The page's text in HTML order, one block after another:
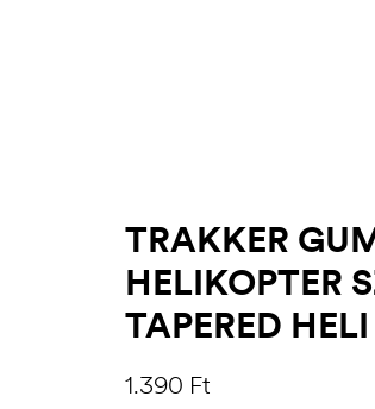
TRAKKER
HELIKOPTER
TAPERED
1.390 Ft